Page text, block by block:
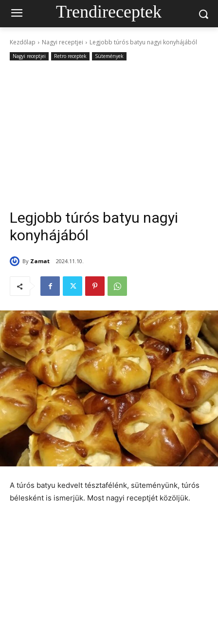
Trendireceptek
Kezdőlap Nagyi receptjei Legjobb túrós batyu nagyi konyhájából
Nagyi receptjei Retro receptek Sütemények
Legjobb túrós batyu nagyi
konyhájából
By Zamat 2024.11.10.
A túrós batyu kedvelt tésztafélénk, süteményünk, túrós
bélesként is ismerjük. Most nagyi receptjét közöljük.